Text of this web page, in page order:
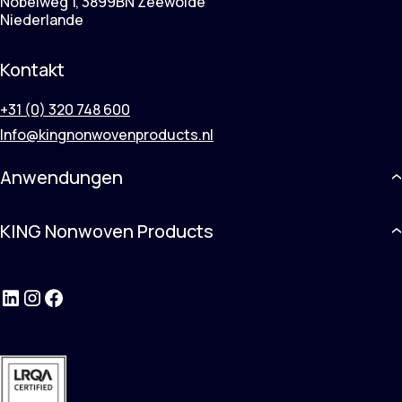
Niederlande
Kontakt
+31 (0) 320 748 600
Info@kingnonwovenproducts.nl
Anwendungen
KING Nonwoven Products
LinkedInInstagram